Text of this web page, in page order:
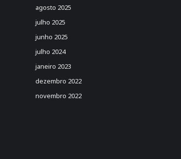
agosto 2025
julho 2025
junho 2025
julho 2024
janeiro 2023
dezembro 2022
novembro 2022